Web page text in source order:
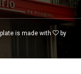
is made with
by